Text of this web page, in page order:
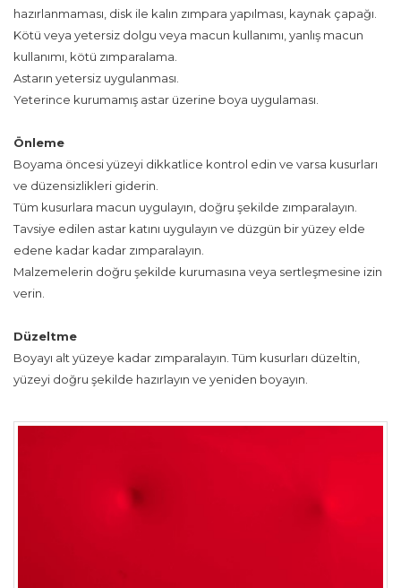
hazırlanmaması, disk ile kalın zımpara yapılması, kaynak çapağı.
Kötü veya yetersiz dolgu veya macun kullanımı, yanlış macun
kullanımı, kötü zımparalama.
Astarın yetersiz uygulanması.
Yeterince kurumamış astar üzerine boya uygulaması.
Önleme
Boyama öncesi yüzeyi dikkatlice kontrol edin ve varsa kusurları
ve düzensizlikleri giderin.
Tüm kusurlara macun uygulayın, doğru şekilde zımparalayın.
Tavsiye edilen astar katını uygulayın ve düzgün bir yüzey elde
edene kadar kadar zımparalayın.
Malzemelerin doğru şekilde kurumasına veya sertleşmesine izin
verin.
Düzeltme
Boyayı alt yüzeye kadar zımparalayın. Tüm kusurları düzeltin,
yüzeyi doğru şekilde hazırlayın ve yeniden boyayın.